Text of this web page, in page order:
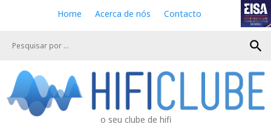
Home Acerca de nós Contacto
search
o seu clube de hifi